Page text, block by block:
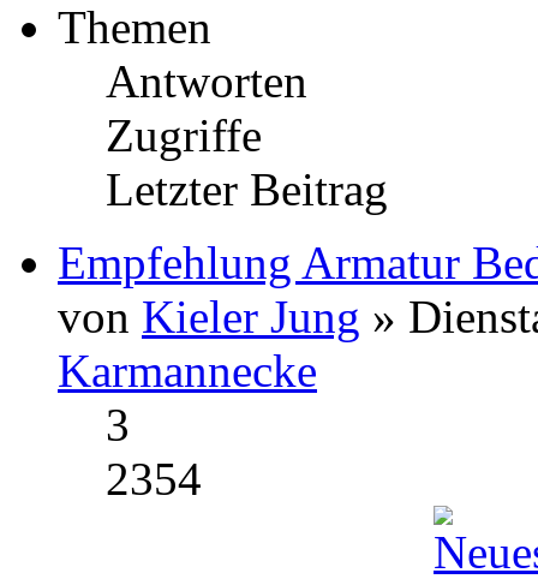
Themen
Antworten
Zugriffe
Letzter Beitrag
Empfehlung Armatur
von Kieler Jung »
Karmannecke
3
2354